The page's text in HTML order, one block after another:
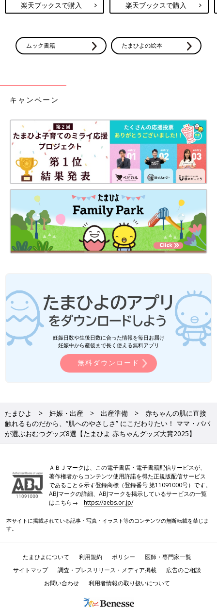
楽天ブックスで購入 楽天ブックスで購入
ムック書籍 たまひよの絵本
キャンペーン
妊娠日数や生後日数に合った情報を毎日お届け
妊娠中から産後まで長く使える無料アプリ
無料ダウンロード
たまひよ 妊娠・出産 出産準備
赤ちゃんの肌に直接
触れるものだから、“肌へのやさしさ” にこだわりたい！ ママ・パパ
が選ぶおむつグッズ8選【たまひよ 赤ちゃんグッズ大賞2025】
ＡＢＪマークは、この電子書店・電子書籍配信サービスが、
著作権者からコンテンツ使用許諾を得た正規版配信サービス
であることを示す登録商標（登録番号 第11091000号）です。
ABJマークの詳細、ABJマークを掲示しているサービスの一覧
はこちら→https://aebs.or.jp/
本サイトに掲載されている記事・写真・イラスト等のコンテンツの無断転載を禁じま
す。
たまひよについて 利用規約 ポリシー
医師・専門家一覧
サイトマップ
調査・プレスリリース・メディア掲載
広告のご相談
お問い合わせ
利用者情報の取り扱いについて